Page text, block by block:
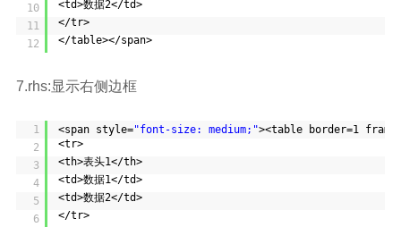
10
11
12
<td>数据2</td>
</tr>
</table></span>
7.rhs:显示右侧边框
1
2
3
4
5
6
<span style="font-size: medium;"><table border=1
<tr>
<th>表头1</th>
<td>数据1</td>
<td>数据2</td>
</tr>